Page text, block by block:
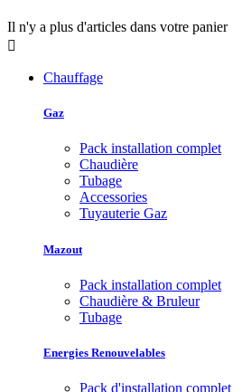
Il n'y a plus d'articles dans votre panier

Chauffage
Gaz
Pack installation complet
Chaudière
Tubage
Accessories
Tuyauterie Gaz
Mazout
Pack installation complet
Chaudière & Bruleur
Tubage
Energies Renouvelables
Pack d'installation complet